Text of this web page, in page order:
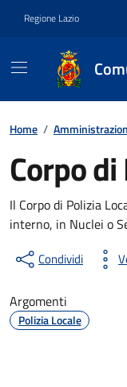
Regione Lazio
Contenuti
Home /
Corpo
Il Corpo di Polizia
interno, in Nuclei o
Condividi
Argomenti
Polizia Locale